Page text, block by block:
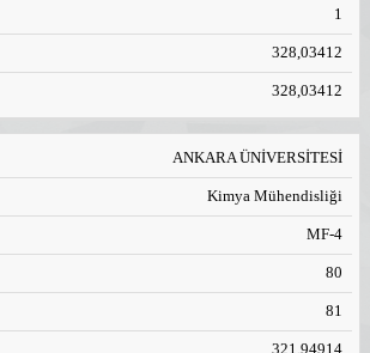
1
328,03412
328,03412
ANKARA ÜNİVERSİTESİ
Kimya Mühendisliği
MF-4
80
81
321,94914